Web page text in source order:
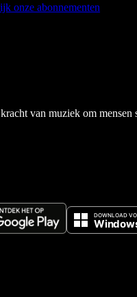
onze abonnementen
van muziek om mensen